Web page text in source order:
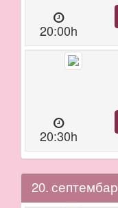
20:00h
20:30h
20. септембар